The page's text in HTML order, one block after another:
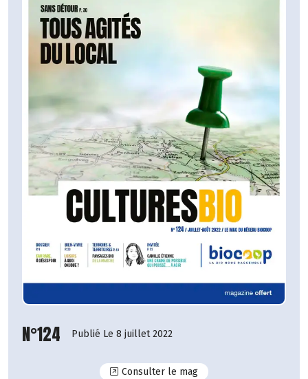
N°124 Publié Le 8 juillet 2022
Consulter le magN°124